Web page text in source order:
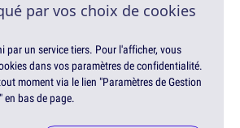
par vos choix de cookies
par un service tiers. Pour l'afficher, vous
dans vos paramètres de confidentialité.
moment via le lien "Paramètres de Gestion
bas de page.